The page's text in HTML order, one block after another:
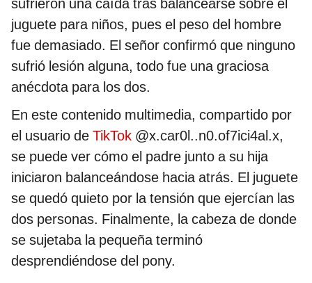
sufrieron una caída tras balancearse sobre el
juguete para niños, pues el peso del hombre
fue demasiado. El señor confirmó que ninguno
sufrió lesión alguna, todo fue una graciosa
anécdota para los dos.
En este contenido multimedia, compartido por
el usuario de TikTok @x.car0l..n0.of7ici4al.x,
se puede ver cómo el padre junto a su hija
iniciaron balanceándose hacia atrás. El juguete
se quedó quieto por la tensión que ejercían las
dos personas. Finalmente, la cabeza de donde
se sujetaba la pequeña terminó
desprendiéndose del pony.